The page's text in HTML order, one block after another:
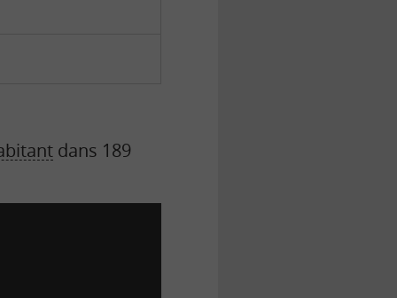
dans 189